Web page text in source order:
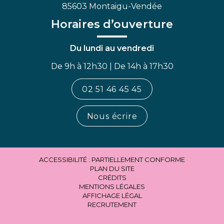
85603 Montaigu-Vendée
Horaires d’ouverture
Du lundi au vendredi
De 9h à 12h30 | De 14h à 17h30
02 51 46 45 45
Nous écrire
ACCESSIBILITÉ : PARTIELLEMENT CONFORME
PLAN DU SITE
CRÉDITS
MENTIONS LÉGALES
AFFICHAGE LÉGAL
RECRUTEMENT